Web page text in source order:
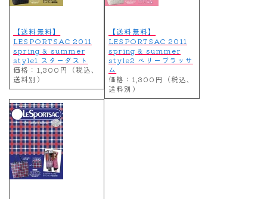
【送料無料】
LESPORTSAC 2011
spring & summer
style1 スターダスト
価格：1,300円（税込、
送料別）
【送料無料】
LESPORTSAC 2011
spring & summer
style2 ベリーブラッサ
ム
価格：1,300円（税込、
送料別）